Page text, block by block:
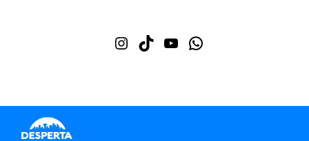
Instagram
TikTok Youtube